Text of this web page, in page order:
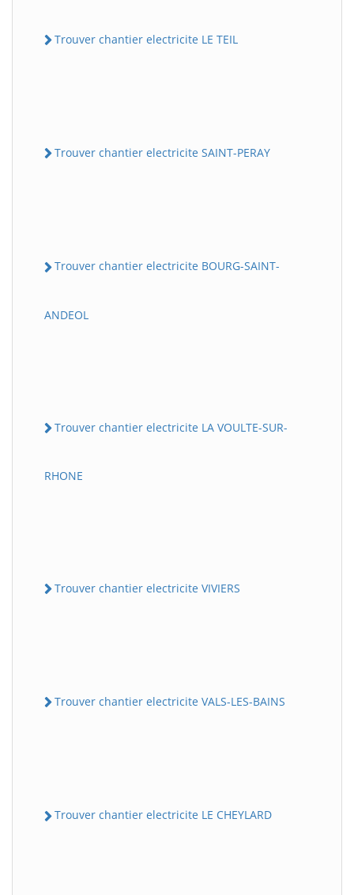
Trouver chantier electricite LE TEIL
Trouver chantier electricite SAINT-PERAY
Trouver chantier electricite BOURG-SAINT-
ANDEOL
Trouver chantier electricite LA VOULTE-SUR-
RHONE
Trouver chantier electricite VIVIERS
Trouver chantier electricite VALS-LES-BAINS
Trouver chantier electricite LE CHEYLARD